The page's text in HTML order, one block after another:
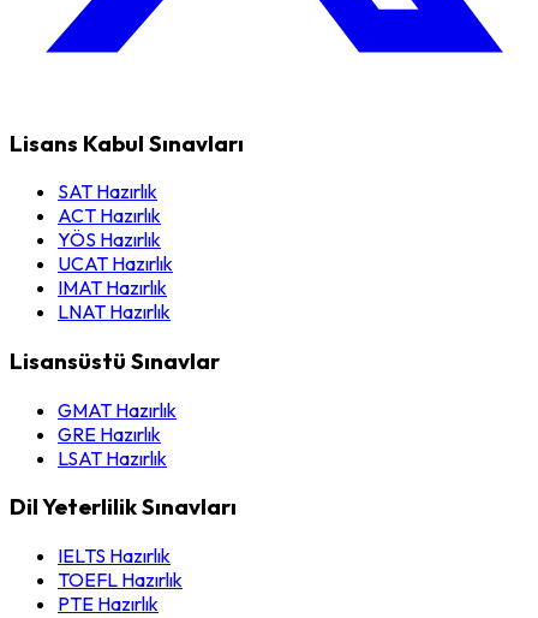
Lisans Kabul Sınavları
SAT Hazırlık
ACT Hazırlık
YÖS Hazırlık
UCAT Hazırlık
IMAT Hazırlık
LNAT Hazırlık
Lisansüstü Sınavlar
GMAT Hazırlık
GRE Hazırlık
LSAT Hazırlık
Dil Yeterlilik Sınavları
IELTS Hazırlık
TOEFL Hazırlık
PTE Hazırlık